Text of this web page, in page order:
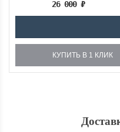
26 000 ₽
КУПИТЬ В 1 КЛИК